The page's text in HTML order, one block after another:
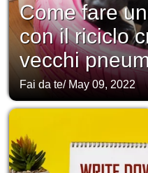
Come fare
con il riciclo
vecchi
Fai da te/ May 09, 2022